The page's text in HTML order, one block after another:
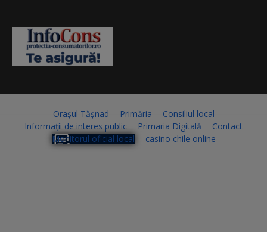
Orașul Tășnad Primăria
Consiliul local
Informații de interes public
Primaria Digitală
Contact
Monitorul oficial local
casino chile online